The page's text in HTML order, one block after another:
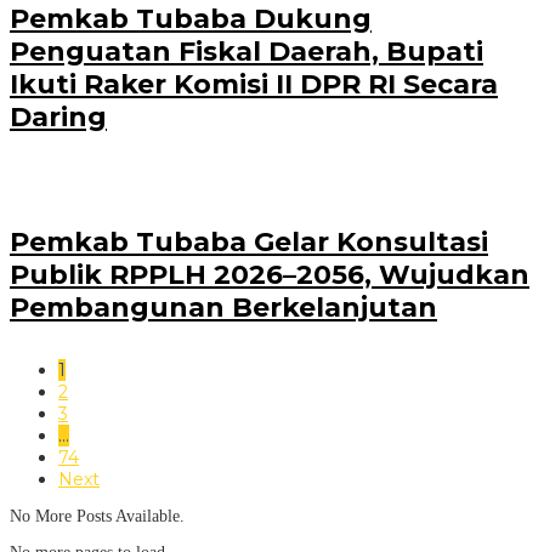
Pemkab Tubaba Dukung
Penguatan Fiskal Daerah, Bupati
Ikuti Raker Komisi II DPR RI Secara
Daring
Pemkab Tubaba Gelar Konsultasi
Publik RPPLH 2026–2056, Wujudkan
Pembangunan Berkelanjutan
1
2
3
…
74
Next
No More Posts Available.